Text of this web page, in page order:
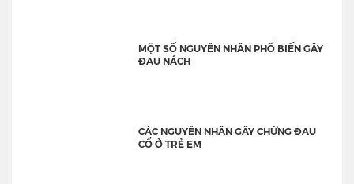
MỘT SỐ NGUYÊN NHÂN PHỔ BIẾN GÂY
ĐAU NÁCH
CÁC NGUYÊN NHÂN GÂY CHỨNG ĐAU
CỔ Ở TRẺ EM